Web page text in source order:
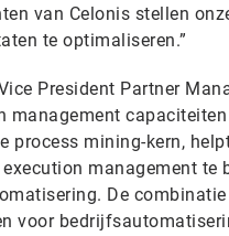
van Celonis stellen
te optimaliseren.”
President Partner
management
process mining-kern,
management te
De
voor